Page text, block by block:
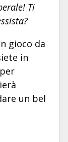
Ti
gioco da
in
un bel